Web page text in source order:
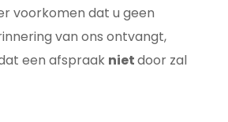
voorkomen dat u geen
van ons ontvangt,
een afspraak nietdoor zal